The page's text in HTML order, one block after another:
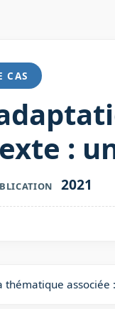
CAS
:
2021
thématique associée :